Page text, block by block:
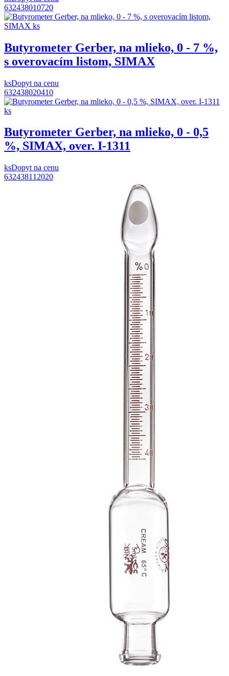
632438010720
Butyrometer Gerber, na mlieko, 0 - 7 %,
s overovacím listom, SIMAX
ksDopyt na cenu
632438020410
Butyrometer Gerber, na mlieko, 0 - 0,5
%, SIMAX, over. I-1311
ksDopyt na cenu
632438112020